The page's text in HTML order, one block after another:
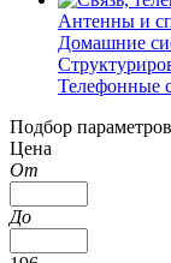
Антенны и
Домашние
Телефонные
Подбор параметров
Цена
От
До